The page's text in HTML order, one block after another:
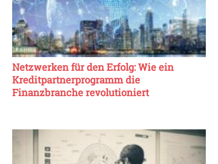
Netzwerken für den Erfolg: Wie ein
Kreditpartnerprogramm die
Finanzbranche revolutioniert